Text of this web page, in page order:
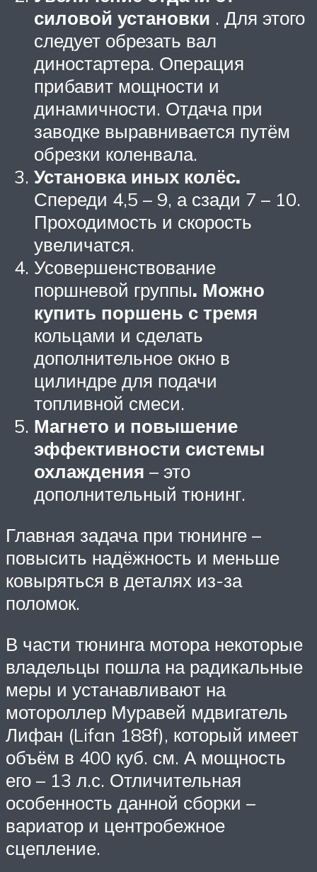
силовой установки . Для этого
следует обрезать вал
диностартера. Операция
прибавит мощности и
динамичности. Отдача при
заводке выравнивается путём
обрезки коленвала.
Установка иных колёс.
Спереди 4,5 – 9, а сзади 7 – 10.
Проходимость и скорость
увеличатся.
Усовершенствование
поршневой группы. Можно
купить поршень с тремя
кольцами и сделать
дополнительное окно в
цилиндре для подачи
топливной смеси.
Магнето и повышение
эффективности системы
охлаждения – это
дополнительный тюнинг.
Главная задача при тюнинге –
повысить надёжность и меньше
ковыряться в деталях из-за
поломок.
В части тюнинга мотора некоторые
владельцы пошла на радикальные
меры и устанавливают на
мотороллер Муравей мдвигатель
Лифан (Lifan 188f), который имеет
объём в 400 куб. см. А мощность
его – 13 л.с. Отличительная
особенность данной сборки –
вариатор и центробежное
сцепление.